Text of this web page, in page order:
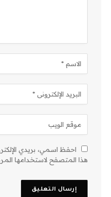
احفظ اسمي، بريدي
هذا المتصفح لاستخدامها